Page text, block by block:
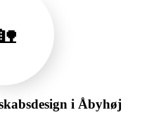
i Åbyhøj